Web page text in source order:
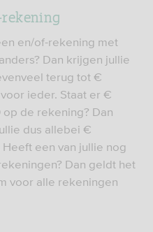
en/of-rekening met
Dan krijgen jullie
terug tot €
ieder. Staat er €
de rekening? Dan
dus allebei €
Heeft een van jullie nog
Dan geldt het
voor alle rekeningen